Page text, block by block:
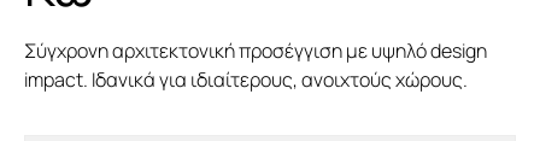
Σύγχρονη αρχιτεκτονική προσέγγιση με υψηλό design
impact. Ιδανικά για ιδιαίτερους, ανοιχτούς χώρους.